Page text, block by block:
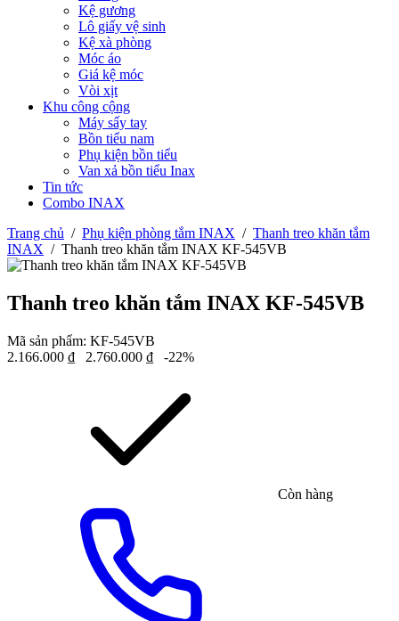
Kệ gương
Lô giấy vệ sinh
Kệ xà phòng
Móc áo
Giá kệ móc
Vòi xịt
Khu công cộng
Máy sấy tay
Bồn tiểu nam
Phụ kiện bồn tiểu
Van xả bồn tiểu Inax
Tin tức
Combo INAX
Trang chủ / Phụ kiện phòng tắm INAX / Thanh treo khăn tắm
INAX / Thanh treo khăn tắm INAX KF-545VB
Thanh treo khăn tắm INAX KF-545VB
Mã sản phẩm: KF-545VB
2.166.000 ₫ 2.760.000 ₫ -22%
Còn hàng